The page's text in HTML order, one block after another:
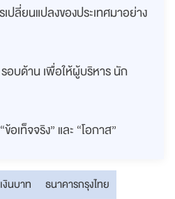
ปลี่ยนแปลงของประเทศมาอย่าง
บด้าน เพื่อให้ผู้บริหาร นัก
เท็จจริง” และ “โอกาส”
งินบาท
ธนาคารกรุงไทย